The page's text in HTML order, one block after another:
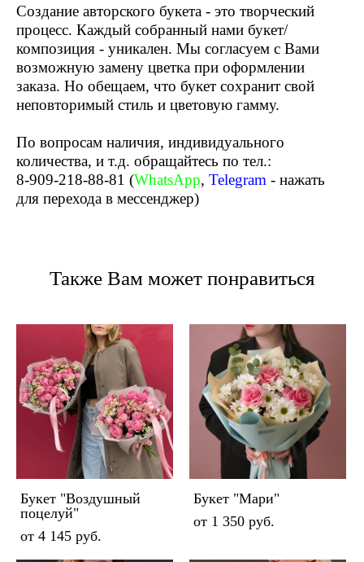
Создание авторского букета - это творческий
процесс. Каждый собранный нами букет/
композиция - уникален. Мы согласуем с Вами
возможную замену цветка при оформлении
заказа. Но обещаем, что букет сохранит свой
неповторимый стиль и цветовую гамму.
По вопросам наличия, индивидуального
количества, и т.д. обращайтесь по тел.:
8-909-218-88-81 (WhatsApp, Telegram - нажать
для перехода в мессенджер)
Также Вам может понравиться
Букет "Воздушный
поцелуй"
от 4 145 pуб.
Букет "Мари"
от 1 350 pуб.